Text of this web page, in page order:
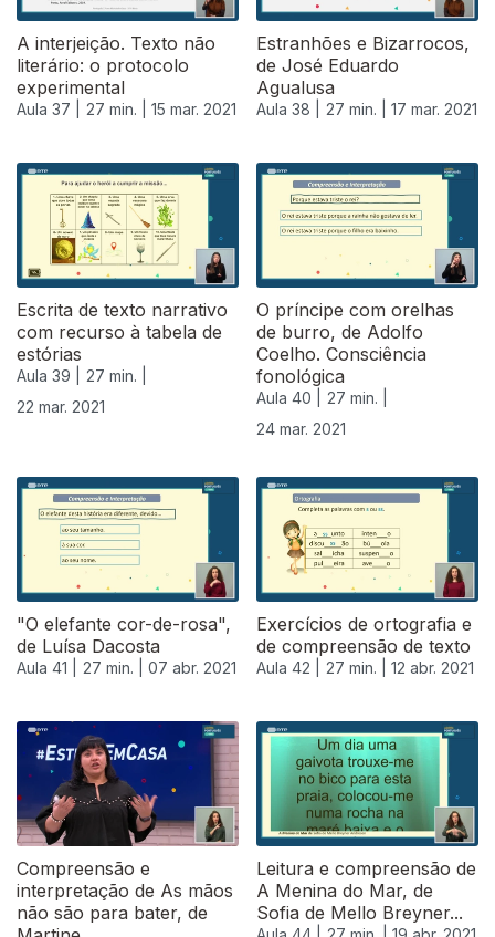
A interjeição. Texto não
literário: o protocolo
experimental
Aula 37 | 27 min. | 15 mar. 2021
Estranhões e Bizarrocos,
de José Eduardo
Agualusa
Aula 38 | 27 min. | 17 mar. 2021
Escrita de texto narrativo
com recurso à tabela de
estórias
Aula 39 |
27 min. |
22 mar. 2021
O príncipe com orelhas
de burro, de Adolfo
Coelho. Consciência
fonológica
Aula 40 |
27 min. |
24 mar. 2021
"O elefante cor-de-rosa",
de Luísa Dacosta
Aula 41 | 27 min. | 07 abr. 2021
Exercícios de ortografia e
de compreensão de texto
Aula 42 | 27 min. | 12 abr. 2021
Compreensão e
interpretação de As mãos
não são para bater, de
Leitura e compreensão de
A Menina do Mar, de
Sofia de Mello Breyner...